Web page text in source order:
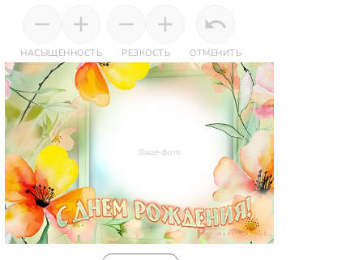
НАСЫЩЕННОСТЬ РЕЗКОСТЬ ОТМЕНИТЬ
Ваше фото